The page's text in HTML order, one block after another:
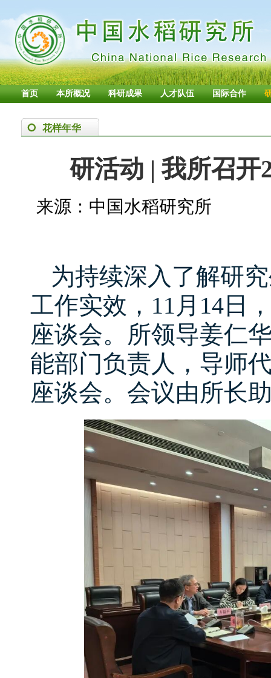
首页 本所概况 科研成果 人才队伍 国际合作
花样年华
研活动 | 我所召开
来源：中国水稻研究所
为持续深入了解研
工作实效，11月14日
座谈会。所领导姜仁
能部门负责人，导师
座谈会。会议由所长